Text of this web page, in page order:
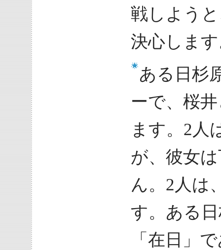
戦しよう
決心しま
ある日杉
ーで、桜
ます。2人
が、彼女
ん。2人は
す。ある
「在日」